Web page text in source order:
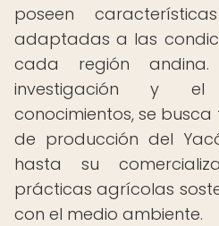
poseen
adaptadas a las
cada región
investigación y el
conocimientos, se
de producción del
hasta su
prácticas agrícolas
con el medio ambiente.